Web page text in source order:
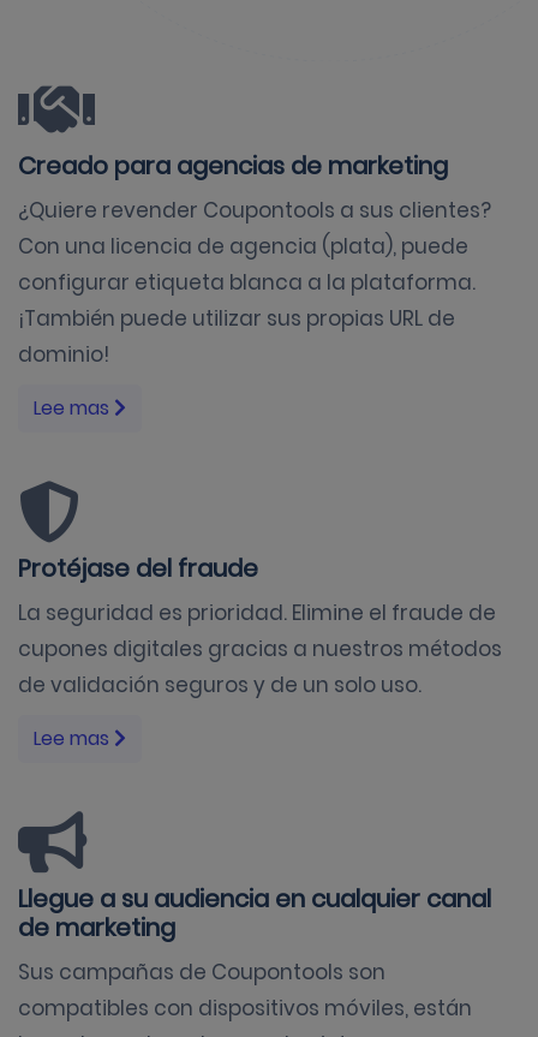
Creado para agencias de marketing
¿Quiere revender Coupontools a sus clientes?
Con una licencia de agencia (plata), puede
configurar etiqueta blanca a la plataforma.
¡También puede utilizar sus propias URL de
dominio!
Lee mas
Protéjase del fraude
La seguridad es prioridad. Elimine el fraude de
cupones digitales gracias a nuestros métodos
de validación seguros y de un solo uso.
Lee mas
Llegue a su audiencia en cualquier canal
de marketing
Sus campañas de Coupontools son
compatibles con dispositivos móviles, están